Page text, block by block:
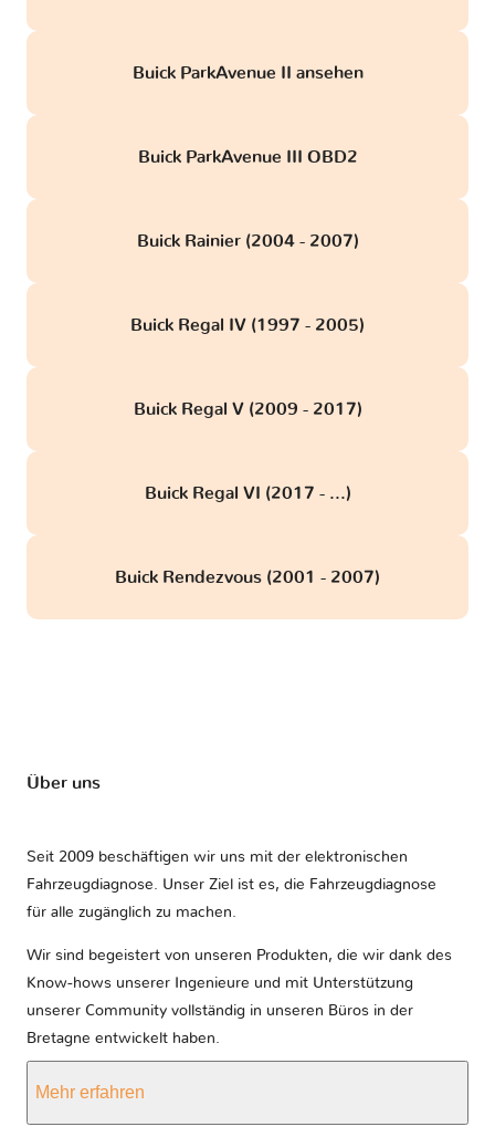
Buick ParkAvenue II ansehen
Buick ParkAvenue III OBD2
Buick Rainier (2004 - 2007)
Buick Regal IV (1997 - 2005)
Buick Regal V (2009 - 2017)
Buick Regal VI (2017 - ...)
Buick Rendezvous (2001 - 2007)
Über uns
Seit 2009 beschäftigen wir uns mit der elektronischen
Fahrzeugdiagnose. Unser Ziel ist es, die Fahrzeugdiagnose
für alle zugänglich zu machen.
Wir sind begeistert von unseren Produkten, die wir dank des
Know-hows unserer Ingenieure und mit Unterstützung
unserer Community vollständig in unseren Büros in der
Bretagne entwickelt haben.
Mehr erfahren